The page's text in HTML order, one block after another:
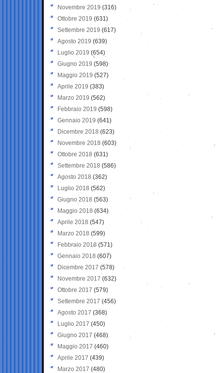
Novembre 2019 (316)
Ottobre 2019 (631)
Settembre 2019 (617)
Agosto 2019 (639)
Luglio 2019 (654)
Giugno 2019 (598)
Maggio 2019 (527)
Aprile 2019 (383)
Marzo 2019 (562)
Febbraio 2019 (598)
Gennaio 2019 (641)
Dicembre 2018 (623)
Novembre 2018 (603)
Ottobre 2018 (631)
Settembre 2018 (586)
Agosto 2018 (362)
Luglio 2018 (562)
Giugno 2018 (563)
Maggio 2018 (634)
Aprile 2018 (547)
Marzo 2018 (599)
Febbraio 2018 (571)
Gennaio 2018 (607)
Dicembre 2017 (578)
Novembre 2017 (632)
Ottobre 2017 (579)
Settembre 2017 (456)
Agosto 2017 (368)
Luglio 2017 (450)
Giugno 2017 (468)
Maggio 2017 (460)
Aprile 2017 (439)
Marzo 2017 (480)